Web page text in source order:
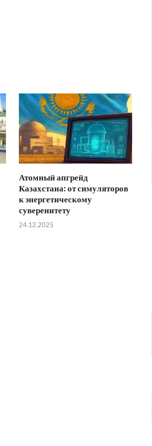
Атомный апгрейд
Казахстана: от симуляторов
к энергетическому
суверенитету
24.12.2025